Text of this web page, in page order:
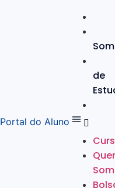
de
Portal do Aluno